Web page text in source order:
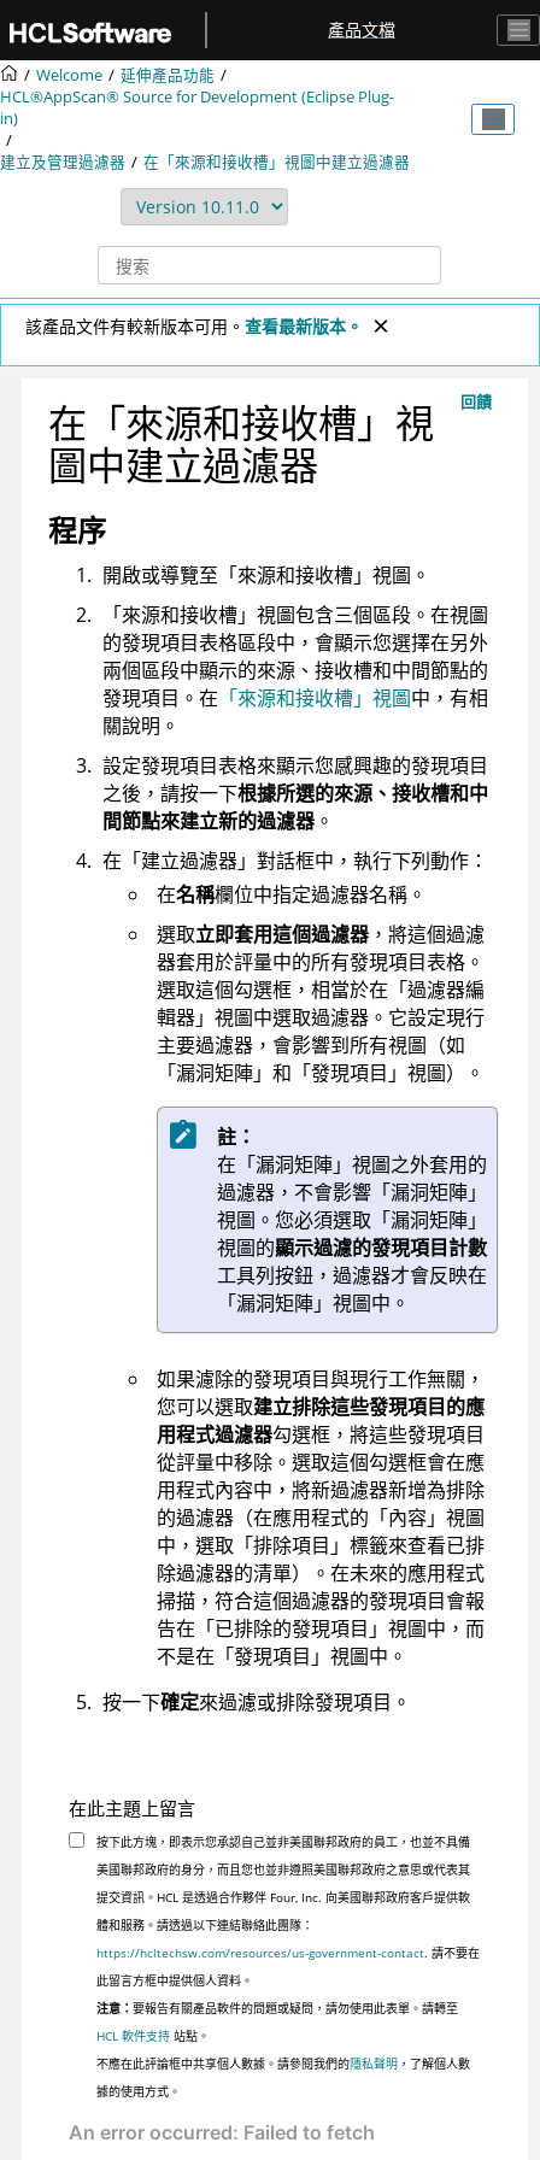
產品文檔
Welcome
延伸產品功能
HCL®AppScan® Source for Development (Eclipse Plug-
in)
建立及管理過濾器 在「來源和接收槽」視圖中建立過濾器
該產品文件有較新版本可用。 查看最新版本。
回饋
在「來源和接收槽」視
圖中建立過濾器
程序
開啟或導覽至「來源和接收槽」視圖。
「來源和接收槽」視圖包含三個區段。在視圖
的發現項目表格區段中，會顯示您選擇在另外
兩個區段中顯示的來源、接收槽和中間節點的
發現項目。在 「來源和接收槽」視圖中，有相
關說明。
設定發現項目表格來顯示您感興趣的發現項目
之後，請按一下根據所選的來源、接收槽和中
間節點來建立新的過濾器 。
在「建立過濾器」對話框中，執行下列動作：
在名稱欄位中指定過濾器名稱。
選取立即套用這個過濾器 ，將這個過濾
器套用於評量中的所有發現項目表格。
選取這個勾選框，相當於在「過濾器編
輯器」視圖中選取過濾器。它設定現行
主要過濾器，會影響到所有視圖（如
「漏洞矩陣」和「發現項目」視圖）。
註：
在「漏洞矩陣」視圖之外套用的
過濾器，不會影響「漏洞矩陣」
視圖。您必須選取「漏洞矩陣」
視圖的顯示過濾的發現項目計數
工具列按鈕，過濾器才會反映在
「漏洞矩陣」視圖中。
如果濾除的發現項目與現行工作無關，
您可以選取建立排除這些發現項目的應
用程式過濾器勾選框，將這些發現項目
從評量中移除。選取這個勾選框會在應
用程式內容中，將新過濾器新增為排除
的過濾器（在應用程式的「內容」視圖
中，選取「排除項目」標籤來查看已排
除過濾器的清單）。在未來的應用程式
掃描，符合這個過濾器的發現項目會報
告在「已排除的發現項目」視圖中，而
不是在「發現項目」視圖中。
按一下確定來過濾或排除發現項目。
在此主題上留言
按下此方塊，即表示您承認自己並非美國聯邦政府的員工，也並不具備
美國聯邦政府的身分，而且您也並非遵照美國聯邦政府之意思或代表其
提交資訊。HCL 是透過合作夥伴 Four, Inc. 向美國聯邦政府客戶提供軟
體和服務。請透過以下連結聯絡此團隊：
https://hcltechsw.com/resources/us-government-contact. 請不要在
此留言方框中提供個人資料。
注意： 要報告有關產品軟件的問題或疑問，請勿使用此表單。請轉至
HCL 軟件支持站點。
不應在此評論框中共享個人數據。請參閱我們的隱私聲明 ，了解個人數
據的使用方式。